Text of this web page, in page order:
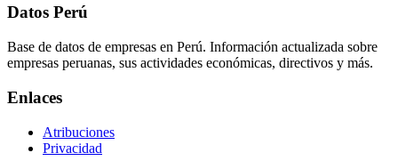
Datos Perú
Base de datos de empresas en Perú. Información actualizada sobre
empresas peruanas, sus actividades económicas, directivos y más.
Enlaces
Atribuciones
Privacidad